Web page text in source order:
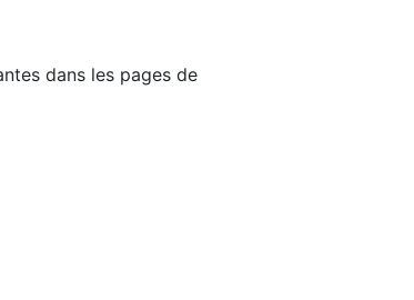
dans les pages de